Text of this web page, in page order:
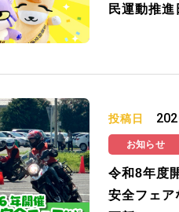
民運動推
投稿日
お知らせ
令和8年度
安全フェア